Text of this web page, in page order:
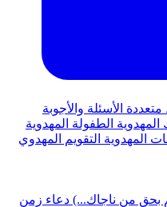
الأسئلة والأجوبة
المهدوية الطفولة المهدوية
المهدوية التقويم المهدوي
بحق من ناجاك...) دعاء زمن